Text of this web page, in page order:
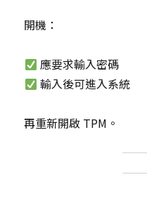
開機：
應要求輸入密碼
輸入後可進入系統
再重新開啟 TPM。